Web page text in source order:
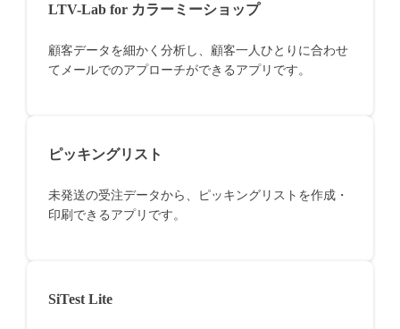
LTV-Lab for カラーミーショップ
顧客データを細かく分析し、顧客一人ひとりに合わせ
てメールでのアプローチができるアプリです。
ピッキングリスト
未発送の受注データから、ピッキングリストを作成・
印刷できるアプリです。
SiTest Lite